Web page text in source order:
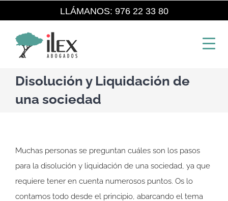
al
contenido
LLÁMANOS: 976 22 33 80
Disolución y Liquidación de
una sociedad
Muchas personas se preguntan cuáles son los pasos
para la disolución y liquidación de una sociedad, ya que
requiere tener en cuenta numerosos puntos. Os lo
contamos todo desde el principio, abarcando el tema